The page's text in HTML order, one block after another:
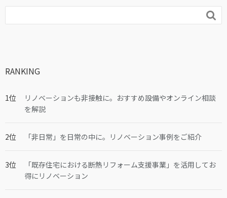

RANKING
リノベーションも非接触に。おすすめ設備やオンライン相談
を解説
「非日常」を日常の中に。リノベーション事例をご紹介
「既存住宅における断熱リフォーム支援事業」を活用してお
得にリノベーション